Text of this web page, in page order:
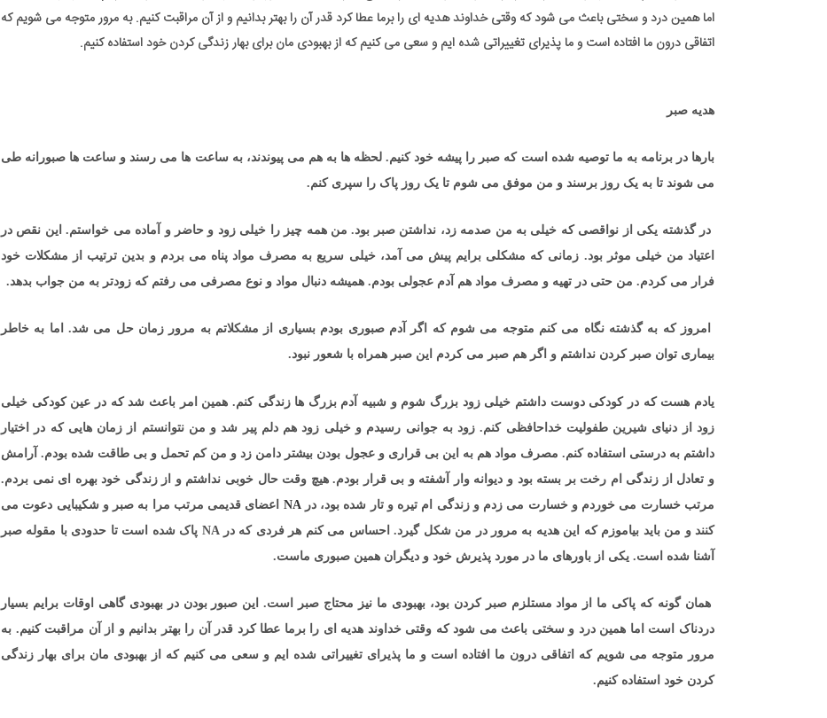
اما همین درد و سختی باعث می شود که وقتی خداوند هدیه ای را برما عطا کرد قدر آن را بهتر بدانیم و از آن مراقبت کنیم. به مرور متوجه می شویم که
اتفاقی درون ما افتاده است و ما پذیرای تغییراتی شده ایم و سعی می کنیم که از بهبودی مان برای بهار زندگی کردن خود استفاده کنیم.
هدیه صبر
بارها در برنامه به ما توصیه شده است که صبر را پیشه خود کنیم. لحظه ها به هم می پیوندند، به ساعت ها می رسند و ساعت ها صبورانه طی
می شوند تا به یک روز برسند و من موفق می شوم تا یک روز پاک را سپری کنم.
در گذشته یکی از نواقصی که خیلی به من صدمه زد، نداشتن صبر بود. من همه چیز را خیلی زود و حاضر و آماده می خواستم. این نقص در
اعتیاد من خیلی موثر بود. زمانی که مشکلی برایم پیش می آمد، خیلی سریع به مصرف مواد پناه می بردم و بدین ترتیب از مشکلات خود
فرار می کردم. من حتی در تهیه و مصرف مواد هم آدم عجولی بودم. همیشه دنبال مواد و نوع مصرفی می رفتم که زودتر به من جواب بدهد.
امروز که به گذشته نگاه می کنم متوجه می شوم که اگر آدم صبوری بودم بسیاری از مشکلاتم به مرور زمان حل می شد. اما به خاطر
بیماری توان صبر کردن نداشتم و اگر هم صبر می کردم این صبر همراه با شعور نبود.
یادم هست که در کودکی دوست داشتم خیلی زود بزرگ شوم و شبیه آدم بزرگ ها زندگی کنم. همین امر باعث شد که در عین کودکی خیلی
زود از دنیای شیرین طفولیت خداحافظی کنم. زود به جوانی رسیدم و خیلی زود هم دلم پیر شد و من نتوانستم از زمان هایی که در اختیار
داشتم به درستی استفاده کنم. مصرف مواد هم به این بی قراری و عجول بودن بیشتر دامن زد و من کم تحمل و بی طاقت شده بودم. آرامش
و تعادل از زندگی ام رخت بر بسته بود و دیوانه وار آشفته و بی قرار بودم. هیچ وقت حال خوبی نداشتم و از زندگی خود بهره ای نمی بردم.
مرتب خسارت می خوردم و خسارت می زدم و زندگی ام تیره و تار شده بود، درNA اعضای قدیمی مرتب مرا به صبر و شکیبایی دعوت می
کنند و من باید بیاموزم که این هدیه به مرور در من شکل گیرد. احساس می کنم هر فردی که در NA پاک شده است تا حدودی با مقوله صبر
آشنا شده است. یکی از باورهای ما در مورد پذیرش خود و دیگران همین صبوری ماست.
همان گونه که پاکی ما از مواد مستلزم صبر کردن بود، بهبودی ما نیز محتاج صبر است. این صبور بودن در بهبودی گاهی اوقات برایم بسیار
دردناک است اما همین درد و سختی باعث می شود که وقتی خداوند هدیه ای را برما عطا کرد قدر آن را بهتر بدانیم و از آن مراقبت کنیم. به
مرور متوجه می شویم که اتفاقی درون ما افتاده است و ما پذیرای تغییراتی شده ایم و سعی می کنیم که از بهبودی مان برای بهار زندگی
کردن خود استفاده کنیم.